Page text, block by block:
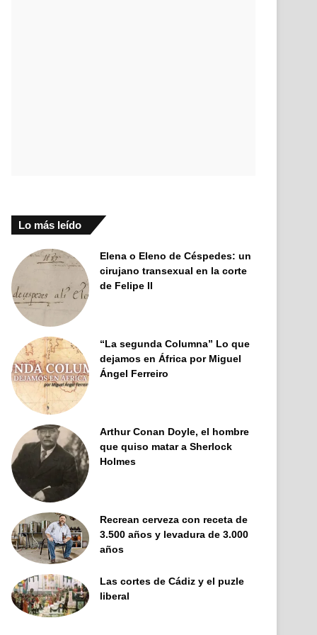
Lo más leído
Elena o Eleno de Céspedes: un
cirujano transexual en la corte
de Felipe II
“La segunda Columna” Lo que
dejamos en África por Miguel
Ángel Ferreiro
Arthur Conan Doyle, el hombre
que quiso matar a Sherlock
Holmes
Recrean cerveza con receta de
3.500 años y levadura de 3.000
años
Las cortes de Cádiz y el puzle
liberal